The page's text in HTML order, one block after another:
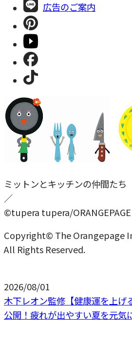
広告のご案内
ミットンとキッチンの仲間たち
／
©tupera tupera/ORANGEPAGE
Copyright© The Orangepage
All Rights Reserved.
2026/08/01
木下レオン監修【健康運を上げ
公開！疲れが出やすい夏を元気